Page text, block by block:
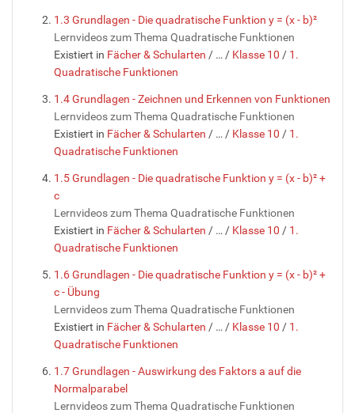
1.3 Grundlagen - Die quadratische Funktion y = (x - b)²
Lernvideos zum Thema Quadratische Funktionen
Existiert in Fächer & Schularten / … / Klasse 10 / 1.
Quadratische Funktionen
1.4 Grundlagen - Zeichnen und Erkennen von Funktionen
Lernvideos zum Thema Quadratische Funktionen
Existiert in Fächer & Schularten / … / Klasse 10 / 1.
Quadratische Funktionen
1.5 Grundlagen - Die quadratische Funktion y = (x - b)² +
c
Lernvideos zum Thema Quadratische Funktionen
Existiert in Fächer & Schularten / … / Klasse 10 / 1.
Quadratische Funktionen
1.6 Grundlagen - Die quadratische Funktion y = (x - b)² +
c - Übung
Lernvideos zum Thema Quadratische Funktionen
Existiert in Fächer & Schularten / … / Klasse 10 / 1.
Quadratische Funktionen
1.7 Grundlagen - Auswirkung des Faktors a auf die
Normalparabel
Lernvideos zum Thema Quadratische Funktionen